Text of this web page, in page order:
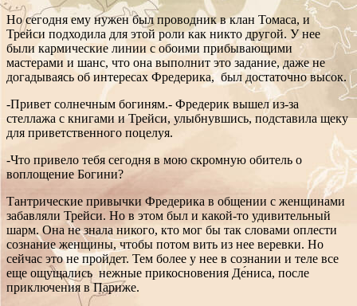
Но сегодня ему нужен был проводник в клан Томаса, и
Трейси подходила для этой роли как никто другой. У нее
были кармические линии с обоими прибывающими
мастерами и шанс, что она выполнит это задание, даже не
догадываясь об интересах Фредерика, был достаточно высок.
-Привет солнечным богиням.- Фредерик вышел из-за
стеллажа с книгами и Трейси, улыбнувшись, подставила щеку
для приветственного поцелуя.
-Что привело тебя сегодня в мою скромную обитель о
воплощение Богини?
Тантрические привычки Фредерика в общении с женщинами
забавляли Трейси. Но в этом был и какой-то удивительный
шарм. Она не знала никого, кто мог бы так словами оплести
сознание женщины, чтобы потом вить из нее веревки. Но
сейчас это не пройдет. Тем более у нее в сознании и теле все
еще ощущались нежные прикосновения Де́ниса, после
приключения в Париже.